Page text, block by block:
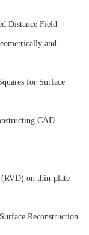
Distance Field
and
for Surface
CAD
on thin-plate
Reconstruction